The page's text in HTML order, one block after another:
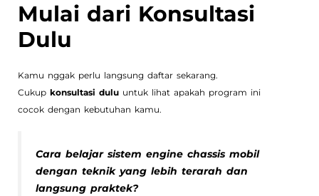
Mulai dari Konsultasi
Dulu
Kamu nggak perlu langsung daftar sekarang.
Cukup konsultasi dulu untuk lihat apakah program ini
cocok dengan kebutuhan kamu.
Cara belajar sistem engine chassis mobil
dengan teknik yang lebih terarah dan
langsung praktek?